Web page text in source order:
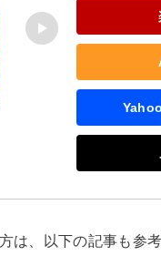
は、以下の記事も参